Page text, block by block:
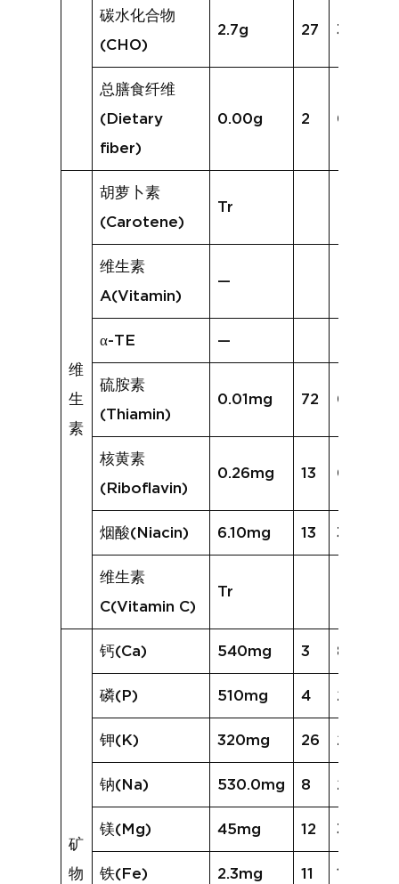
碳水化合物
(CHO)
2.7g 27 3.0g
总膳食纤维
(Dietary
fiber)
0.00g 2 0.0g
维
生
素
胡萝卜素
(Carotene)
Tr
维生素
A(Vitamin)
—
α-TE —
硫胺素
(Thiamin)
0.01mg 72 0.05mg
核黄素
(Riboflavin)
0.26mg 13 0.14mg
烟酸(Niacin) 6.10mg 13 3.43mg
维生素
C(Vitamin C)
Tr
矿
物
钙(Ca) 540mg 3 83mg
磷(P) 510mg 4 224mg
钾(K) 320mg 26 280mg
钠(Na) 530.0mg 8
镁(Mg) 45mg 12 30mg
铁(Fe) 2.3mg 11 1.6mg